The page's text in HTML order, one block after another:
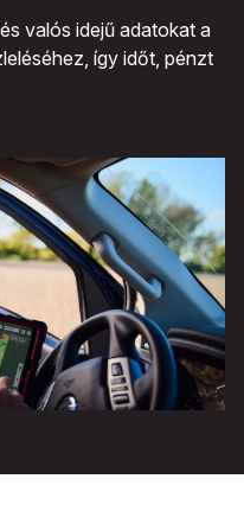
valós idejű adatokat a
így időt, pénzt